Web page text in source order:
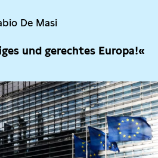
De Masi
und gerechtes Europa!«